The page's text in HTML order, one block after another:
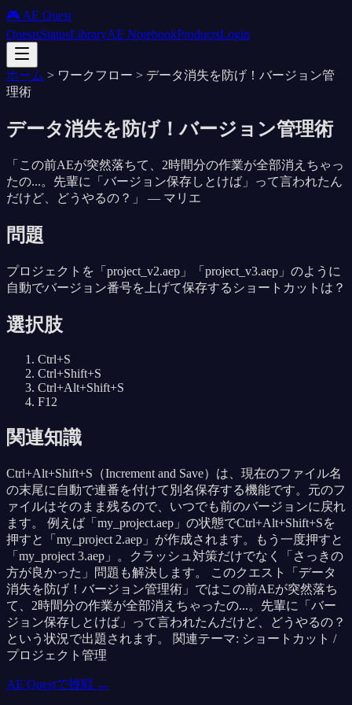
🎮 AE Quest
QuestsStatusLibraryAE NotebookProductsLogin
ホーム > ワークフロー > データ消失を防げ！バージョン管
理術
データ消失を防げ！バージョン管理術
「 この前AEが突然落ちて、2時間分の作業が全部消えちゃっ
たの...。先輩に「バージョン保存しとけば」って言われたん
だけど、どうやるの？ 」 — マリエ
問題
プロジェクトを「project_v2.aep」「project_v3.aep」のように
自動でバージョン番号を上げて保存するショートカットは？
選択肢
Ctrl+S
Ctrl+Shift+S
Ctrl+Alt+Shift+S
F12
関連知識
Ctrl+Alt+Shift+S（Increment and Save）は、現在のファイル名
の末尾に自動で連番を付けて別名保存する機能です。元のフ
ァイルはそのまま残るので、いつでも前のバージョンに戻れ
ます。 例えば「my_project.aep」の状態でCtrl+Alt+Shift+Sを
押すと「my_project 2.aep」が作成されます。もう一度押すと
「my_project 3.aep」。クラッシュ対策だけでなく「さっきの
方が良かった」問題も解決します。 このクエスト「データ
消失を防げ！バージョン管理術」ではこの前AEが突然落ち
て、2時間分の作業が全部消えちゃったの...。先輩に「バー
ジョン保存しとけば」って言われたんだけど、どうやるの？
という状況で出題されます。 関連テーマ: ショートカット /
プロジェクト管理
AE Questで挑戦 →